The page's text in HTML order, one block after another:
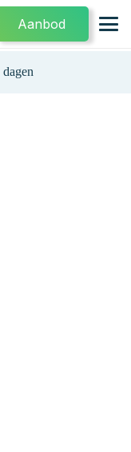
Aanbod